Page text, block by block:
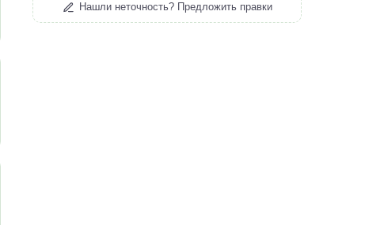
Нашли неточность? Предложить правки